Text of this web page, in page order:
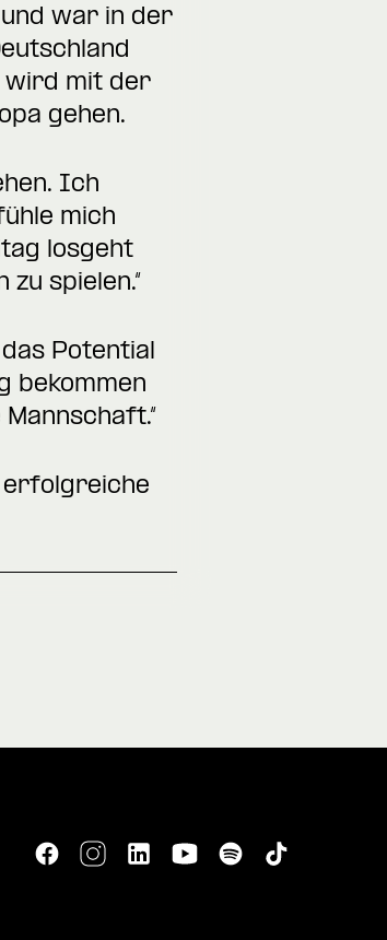
war in der
wird mit der
gehen.
Ich
mich
losgeht
spielen.“
Potential
bekommen
erfolgreiche